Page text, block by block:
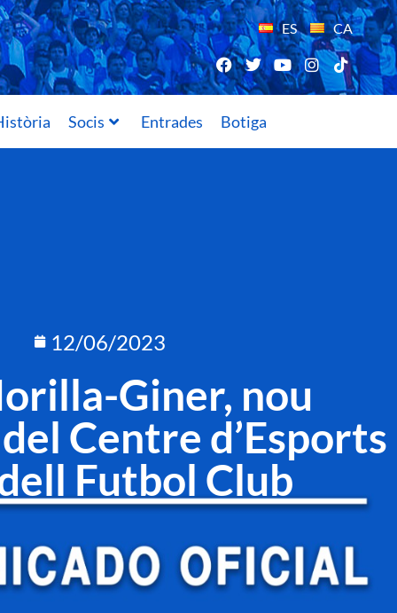
ES CA
Socis Entrades Botiga
12/06/2023
Giner, nou
Centre d’Esports
Futbol Club